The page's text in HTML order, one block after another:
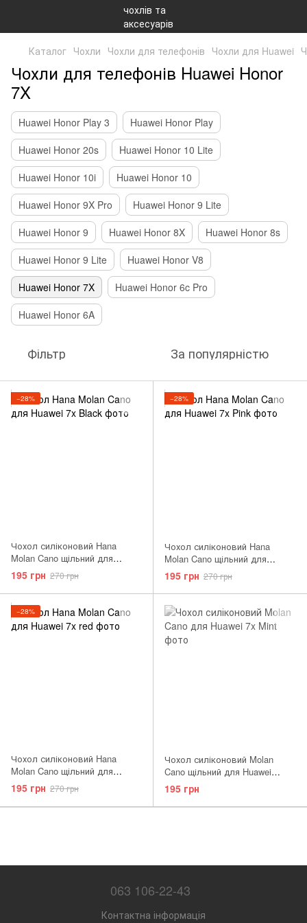
Каталог Чохли Чохли для телефонів Чохли для Huawei
Чохли для телефонів Huawei Honor
7X
Huawei Honor Play 3
Huawei Honor Play
Huawei Honor 20s
Huawei Honor 10 Lite
Huawei Honor 10i
Huawei Honor 10
Huawei Honor 9X Pro
Huawei Honor 9 Lite
Huawei Honor 9
Huawei Honor 8X
Huawei Honor 8s
Huawei Honor 9 Lite
Huawei Honor V8
Huawei Honor 7X
Huawei Honor 6c Pro
Huawei Honor 6A
Фільтр За популярністю
−28%
Чохол силіконовий Hana
Molan Cano щільний для
Huawei Honor 7x чорний Black
195 грн 270 грн
−28%
Чохол силіконовий Hana
Molan Cano щільний для
Huawei Honor 7x рожевий Pink
195 грн 270 грн
−28%
Чохол силіконовий Hana
Molan Cano щільний для
Huawei 7x червоний Red
195 грн 270 грн
Чохол силіконовий Molan
Cano щільний для Huawei
Honor 7x м'ятний Mint
195 грн
063 106-22-43
Контактна інформація